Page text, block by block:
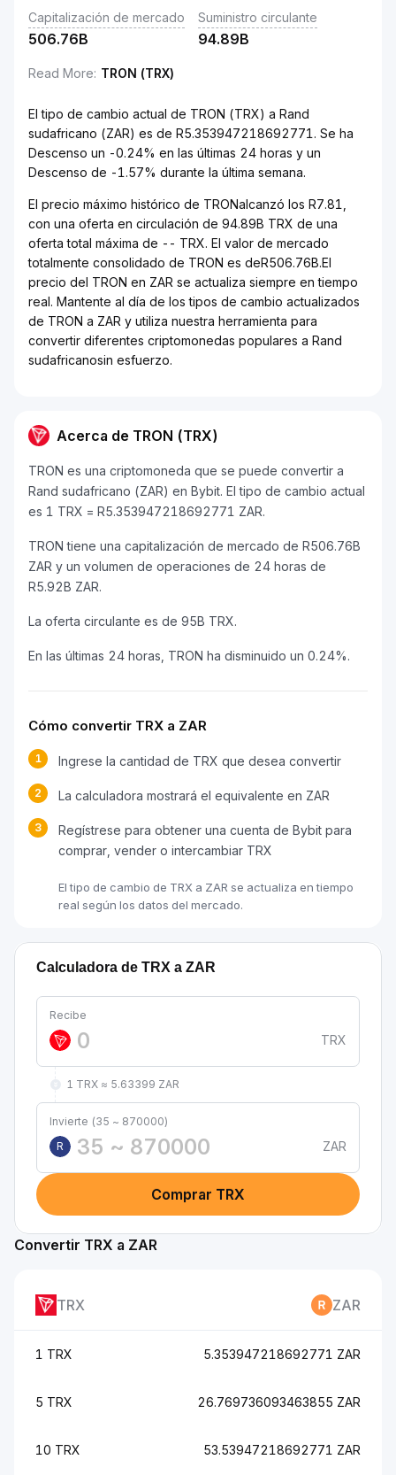
Capitalización de mercado
506.76B
Suministro circulante
94.89B
Read More: TRON (TRX)
El tipo de cambio actual de TRON (TRX) a Rand
sudafricano (ZAR) es de R5.353947218692771. Se ha
Descenso un -0.24% en las últimas 24 horas y un
Descenso de -1.57% durante la última semana.
El precio máximo histórico de TRONalcanzó los R7.81,
con una oferta en circulación de 94.89B TRX de una
oferta total máxima de -- TRX. El valor de mercado
totalmente consolidado de TRON es deR506.76B.El
precio del TRON en ZAR se actualiza siempre en tiempo
real. Mantente al día de los tipos de cambio actualizados
de TRON a ZAR y utiliza nuestra herramienta para
convertir diferentes criptomonedas populares a Rand
sudafricanosin esfuerzo.
Acerca de TRON (TRX)
TRON es una criptomoneda que se puede convertir a
Rand sudafricano (ZAR) en Bybit. El tipo de cambio actual
es 1 TRX = R5.353947218692771 ZAR.
TRON tiene una capitalización de mercado de R506.76B
ZAR y un volumen de operaciones de 24 horas de
R5.92B ZAR.
La oferta circulante es de 95B TRX.
En las últimas 24 horas, TRON ha disminuido un 0.24%.
Cómo convertir TRX a ZAR
1 Ingrese la cantidad de TRX que desea convertir
2 La calculadora mostrará el equivalente en ZAR
3
Regístrese para obtener una cuenta de Bybit para
comprar, vender o intercambiar TRX
El tipo de cambio de TRX a ZAR se actualiza en tiempo
real según los datos del mercado.
Calculadora de TRX a ZAR
Recibe
TRX
1 TRX ≈ 5.63399 ZAR
Invierte (35 ~ 870000)
R
ZAR
Comprar TRX
Convertir TRX a ZAR
TRX ZAR
1 TRX 5.353947218692771 ZAR
5 TRX 26.769736093463855 ZAR
10 TRX 53.53947218692771 ZAR